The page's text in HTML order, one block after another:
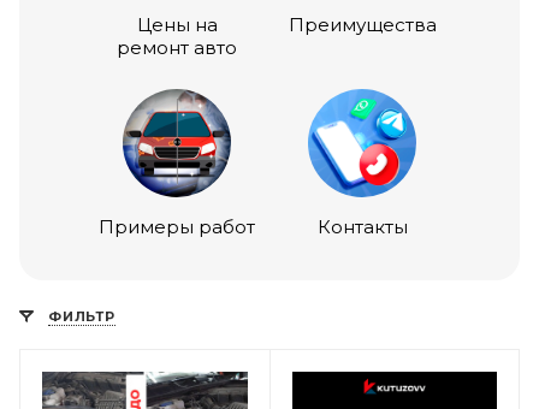
Цены на
ремонт авто
Преимущества
Примеры работ Контакты
ФИЛЬТР